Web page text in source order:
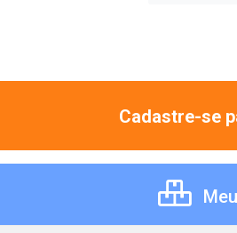
Cadastre-se